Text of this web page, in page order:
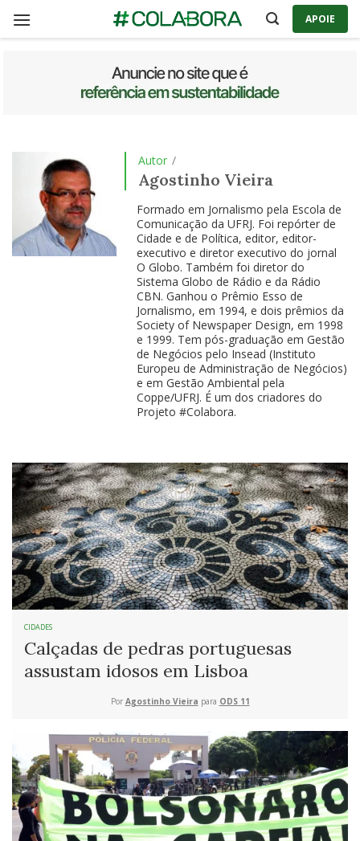
APOIE
Autor /
Agostinho Vieira
Formado em Jornalismo pela Escola de
Comunicação da UFRJ. Foi repórter de
Cidade e de Política, editor, editor-
executivo e diretor executivo do jornal
O Globo. Também foi diretor do
Sistema Globo de Rádio e da Rádio
CBN. Ganhou o Prêmio Esso de
Jornalismo, em 1994, e dois prêmios da
Society of Newspaper Design, em 1998
e 1999. Tem pós-graduação em Gestão
de Negócios pelo Insead (Instituto
Europeu de Administração de Negócios)
e em Gestão Ambiental pela
Coppe/UFRJ. É um dos criadores do
Projeto #Colabora.
CIDADES
Calçadas de pedras portuguesas
assustam idosos em Lisboa
Por Agostinho Vieira para ODS 11